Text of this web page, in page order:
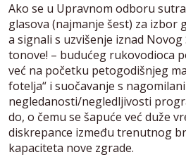
Ako se u Upravnom odboru
glasova (najmanje šest) za izbor
a signali s uzvišenje iznad
tonove! – budućeg rukovodioca
već na početku petogodišnjeg
fotelja“ i suočavanje s
negledanosti/negledljivosti
do, o čemu se šapuće već duže
diskrepance između trenutnog
kapaciteta nove zgrade.